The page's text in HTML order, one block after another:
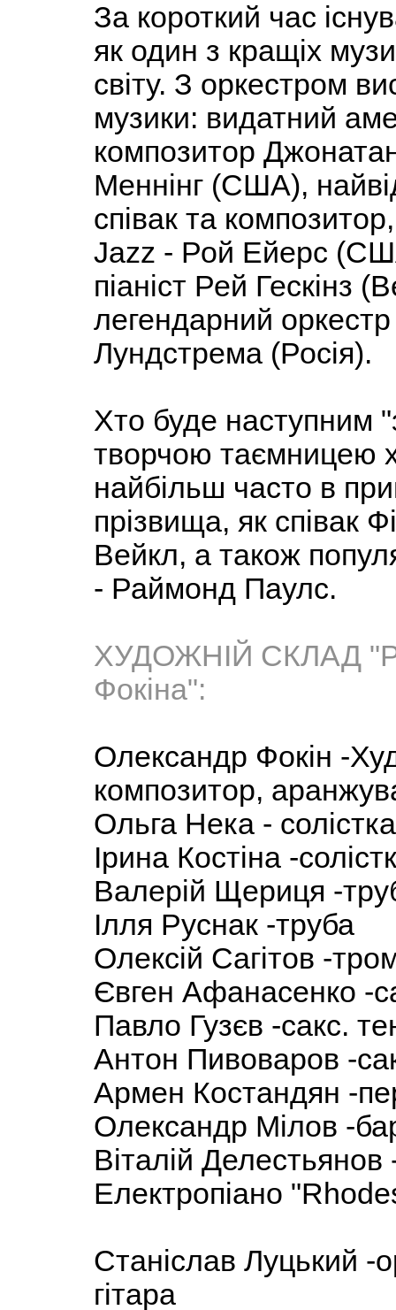
За короткий час
як один з кращіх
світу. З оркестром
музики: видатний
композитор
Меннінг (США),
співак та
Jazz - Рой Ейерс
піаніст Рей Гескінз
легендарний
Лундстрема (Росія).
Хто буде наступним
творчою таємницею
найбільш часто в
прізвища, як співак
Вейкл, а також
- Раймонд Паулс.
ХУДОЖНІЙ СКЛАД
Фокіна":
Олександр Фокін -
композитор,
Ольга Нека -
Ірина Костіна -
Валерій Щериця -
Ілля Руснак -труба
Олексій Сагітов -
Євген Афанасенко -
Павло Гузєв -сакс.
Антон Пивоваров -
Армен Костандян -
Олександр Мілов -
Віталій
Електропіано
Станіслав Луцький -
гітара